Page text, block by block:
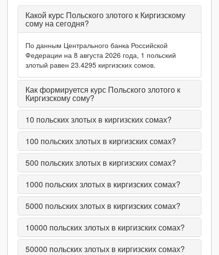
Какой курс Польского злотого к Киргизскому
сому на сегодня?
По данным Центрального банка Российской
Федерации на 8 августа 2026 года, 1 польский
злотый равен 23.4295 киргизских сомов.
Как формируется курс Польского злотого к
Киргизскому сому?
10 польских злотых в киргизских сомах?
100 польских злотых в киргизских сомах?
500 польских злотых в киргизских сомах?
1000 польских злотых в киргизских сомах?
5000 польских злотых в киргизских сомах?
10000 польских злотых в киргизских сомах?
50000 польских злотых в киргизских сомах?